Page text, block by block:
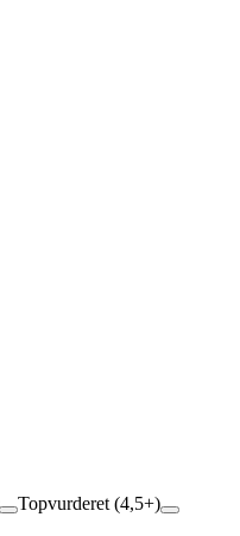
Topvurderet (4,5+)